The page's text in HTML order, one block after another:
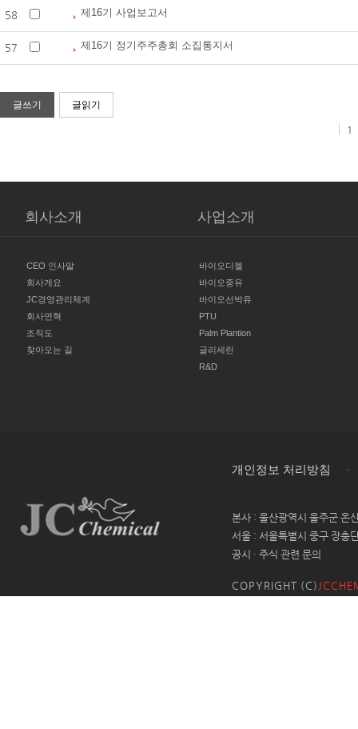
58 제16기 사업보고서
57 제16기 정기주주총회 소집통지서
글쓰기 글읽기
1
개인정보 처리방침 ·
본사 : 울산광역시 울주군
서울 : 서울특별시 중구 장
공시 · 주식 관
COPYRIGHT (C)